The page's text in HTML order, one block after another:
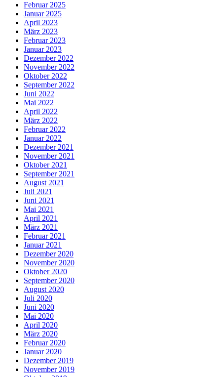
Februar 2025
Januar 2025
April 2023
März 2023
Februar 2023
Januar 2023
Dezember 2022
November 2022
Oktober 2022
September 2022
Juni 2022
Mai 2022
April 2022
März 2022
Februar 2022
Januar 2022
Dezember 2021
November 2021
Oktober 2021
September 2021
August 2021
Juli 2021
Juni 2021
Mai 2021
April 2021
März 2021
Februar 2021
Januar 2021
Dezember 2020
November 2020
Oktober 2020
September 2020
August 2020
Juli 2020
Juni 2020
Mai 2020
April 2020
März 2020
Februar 2020
Januar 2020
Dezember 2019
November 2019